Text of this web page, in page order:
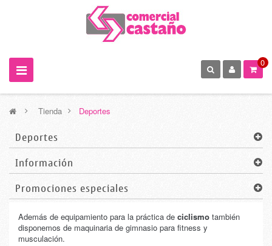
0
> Tienda > Deportes
Deportes
Información
Promociones especiales
Además de equipamiento para la práctica de ciclismo también
disponemos de maquinaria de gimnasio para fitness y
musculación.